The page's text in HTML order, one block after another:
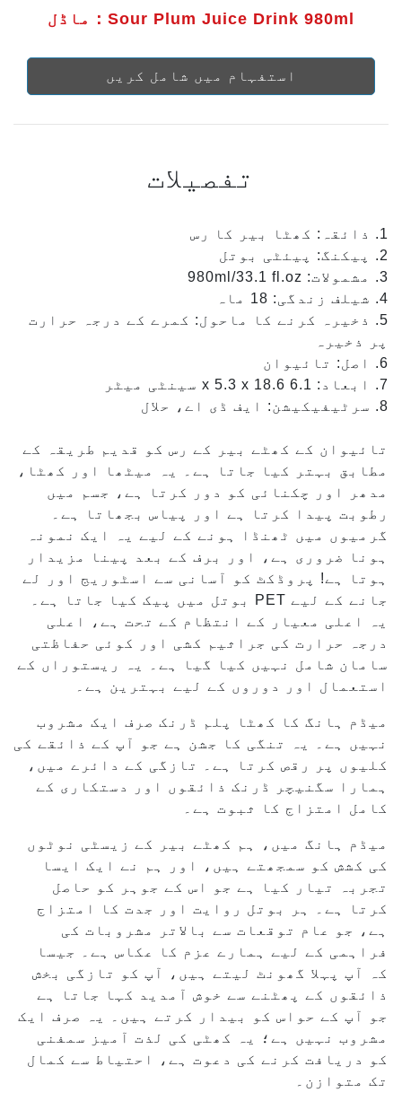
ماڈل：Sour Plum Juice Drink 980ml
استفہام میں شامل کریں
تفصیلات
1. ذائقہ: کھٹا بیر کا رس
2. پیکنگ: پیئٹی بوتل
3. مشمولات: 980ml/33.1 fl.oz
4. شیلف زندگی: 18 ماہ
5. ذخیرہ کرنے کا ماحول: کمرے کے درجہ حرارت
پر ذخیرہ
6. اصل: تائیوان
7. ابعاد: 6.1 x 5.3 x 18.6 سینٹی میٹر
8. سرٹیفیکیشن: ایف ڈی اے، حلال
تائیوان کے کھٹے بیر کے رس کو قدیم طریقہ کے
مطابق بہتر کیا جاتا ہے۔ یہ میٹھا اور کھٹا،
مدھر اور چکنائی کو دور کرتا ہے، جسم میں
رطوبت پیدا کرتا ہے اور پیاس بجھاتا ہے۔
گرمیوں میں ٹھنڈا ہونے کے لیے یہ ایک نمونہ
ہونا ضروری ہے، اور برف کے بعد پینا مزیدار
ہوتا ہے! پروڈکٹ کو آسانی سے اسٹوریج اور لے
جانے کے لیے PET بوتل میں پیک کیا جاتا ہے۔
یہ اعلی معیار کے انتظام کے تحت ہے، اعلی
درجہ حرارت کی جراثیم کشی اور کوئی حفاظتی
سامان شامل نہیں کیا گیا ہے۔ یہ ریستوراں کے
استعمال اور دوروں کے لیے بہترین ہے۔
میڈم ہانگ کا کھٹا پلم ڈرنک صرف ایک مشروب
نہیں ہے۔ یہ تنگی کا جشن ہے جو آپ کے ذائقے کی
کلیوں پر رقص کرتا ہے۔ تازگی کے دائرے میں،
ہمارا سگنیچر ڈرنک ذائقوں اور دستکاری کے
کامل امتزاج کا ثبوت ہے۔
میڈم ہانگ میں، ہم کھٹے بیر کے زیسٹی نوٹوں
کی کشش کو سمجھتے ہیں، اور ہم نے ایک ایسا
تجربہ تیار کیا ہے جو اس کے جوہر کو حاصل
کرتا ہے۔ ہر بوتل روایت اور جدت کا امتزاج
ہے، جو عام توقعات سے بالاتر مشروبات کی
فراہمی کے لیے ہمارے عزم کا عکاس ہے۔ جیسا
کہ آپ پہلا گھونٹ لیتے ہیں، آپ کو تازگی بخش
ذائقوں کے پھٹنے سے خوش آمدید کہا جاتا ہے
جو آپ کے حواس کو بیدار کرتے ہیں۔ یہ صرف ایک
مشروب نہیں ہے؛ یہ کھٹی کی لذت آمیز سمفنی
کو دریافت کرنے کی دعوت ہے، احتیاط سے کمال
تک متوازن۔